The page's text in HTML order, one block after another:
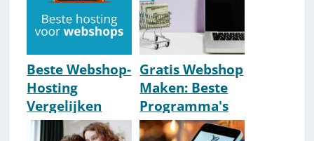
Beste Webshop-
Hosting
Vergelijken
[Nederland]
Gratis Webshop
Maken: Beste
Programma's
[2026 How-To]